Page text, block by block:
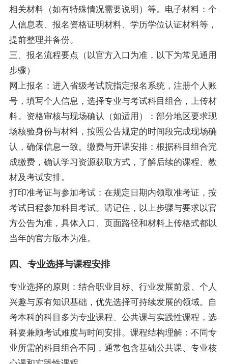
相关材料（如有特殊情况需要说明）等。电子材料：个
人信息表、报名资格证明材料、学历学位认证材料等，
提前整理并备份。
三、报名流程要点（以官方入口为准，以下为常见通用
步骤）
网上报名：进入省级考试院指定报名系统，注册个人账
号，填写个人信息，选择专业与考试科目组合，上传材
料。资格审核与现场确认（如适用）：部分地区要求现
场核验身份与材料，按照公告规定的时间段完成现场确
认，确保信息一致。缴费与开课安排：根据科目组合完
成缴费，确认学习资源获取方式，了解后续的课程、教
材及考试安排。
打印准考证与参加考试：在规定日期内领取准考证，按
考试日程参加科目考试。请记住，以上步骤与要求以官
方公告为准，具体入口、页面路径和材料上传格式都以
当年的官方版本为准。
四、专业选择与课程安排
专业选择的原则：结合职业目标、行业发展前景、个人
兴趣与原有知识基础，优先选择可持续发展的领域。自
考本科的科目多为专业课程、公共课与实践性课程，选
科要兼顾考试难度与时间安排。课程结构理解：不同专
业所需的科目组合不同，通常包含基础公共课、专业核